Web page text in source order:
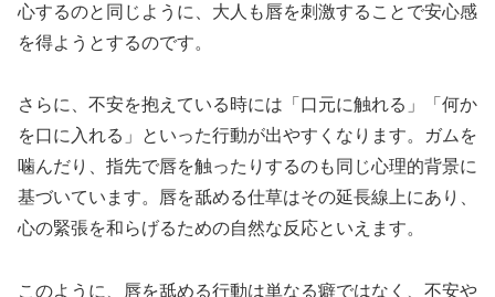
心するのと同じように、大人も唇を刺激することで安心感
を得ようとするのです。
さらに、不安を抱えている時には「口元に触れる」「何か
を口に入れる」といった行動が出やすくなります。ガムを
噛んだり、指先で唇を触ったりするのも同じ心理的背景に
基づいています。唇を舐める仕草はその延長線上にあり、
心の緊張を和らげるための自然な反応といえます。
このように、唇を舐める行動は単なる癖ではなく、不安や